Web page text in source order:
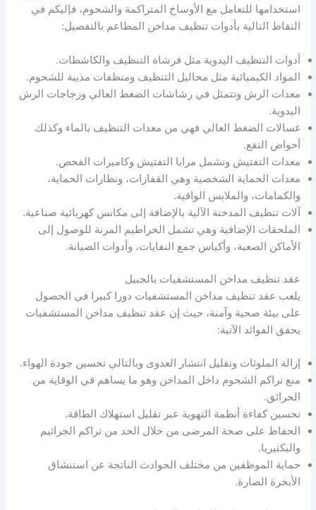
استخدامها للتعامل مع الأوساخ المتراكمة والشحوم، فإليكم في
النقاط التالية بأدوات تنظيف مداخن المطاعم بالتفصيل:
أدوات التنظيف اليدوية مثل فرشاة التنظيف والكاشطات.
المواد الكيميائية مثل محاليل التنظيف ومنظفات مذيبة للشحوم.
معدات الرش وتتمثل في رشاشات الضغط العالي وزجاجات الرش
اليدوية.
غسالات الضغط العالي فهي من معدات التنظيف بالماء وكذلك
أحواض النقع.
معدات التفتيش وتشمل مرايا التفتيش وكاميرات الفحص.
معدات الحماية الشخصية وهي القفازات، ونظارات الحماية،
والكمامات، والملابس الواقية.
آلات تنظيف المدخنة الآلية بالإضافة إلى مكانس كهربائية صناعية.
الملحقات الإضافية وهي تشمل الخراطيم المرنة للوصول إلى
الأماكن الصعبة، وأكياس جمع النفايات، وأدوات الصيانة.
عقد تنظيف مداخن المستشفيات بالجبيل
يلعب عقد تنظيف مداخن المستشفيات دورا كبيرا في الحصول
على بيئة صحية وآمنة، حيث إن عقد تنظيف مداخن المستشفيات
يحقق الفوائد الآتية:
إزالة الملوثات وتقليل انتشار العدوى وبالتالي تحسين جودة الهواء.
منع تراكم الشحوم داخل المداخن وهو ما يساهم في الوقاية من
الحرائق.
تحسين كفاءة أنظمة التهوية عبر تقليل استهلاك الطاقة.
الحفاظ على صحة المرضى من خلال الحد من تراكم الجراثيم
والبكتيريا.
حماية الموظفين من مختلف الحوادث الناتجة عن استنشاق
الأبخرة الضارة.